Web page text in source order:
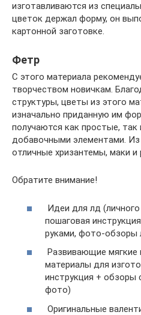
изготавливаются из
цветок держал форму, он
картонной заготовке.
Фетр
С этого материала
творчеством новичкам.
структуры, цветы из этого
изначально приданную им
получаются как простые,
добавочными элементами.
отличные хризантемы, маки и
Обратите внимание!
Идеи для лд
пошаговая
руками, фото-обзоры
Развивающие мягкие
материалы для
инструкция + обзоры
фото)
Оригинальные